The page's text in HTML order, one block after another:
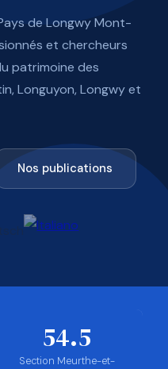
de Longwy Mont-
et chercheurs
patrimoine des
Longuyon, Longwy et
Nos publications
54.5
Section Meurthe-et-